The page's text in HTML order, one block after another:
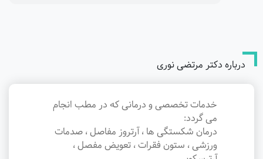
درباره دکتر مرتضی نوری
خدمات تخصصی و درمانی که در مطب انجام
می گردد:
درمان شکستگی ها ، آرتروز مفاصل ، صدمات
ورزشی ، ستون فقرات ، تعویض مفصل ،